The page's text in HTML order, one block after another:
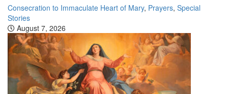
Consecration to Immaculate Heart of Mary, Prayers, Special
Stories
August 7, 2026